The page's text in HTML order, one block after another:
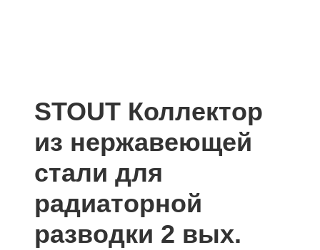
STOUT Коллектор
из нержавеющей
стали для
радиаторной
разводки 2 вых.